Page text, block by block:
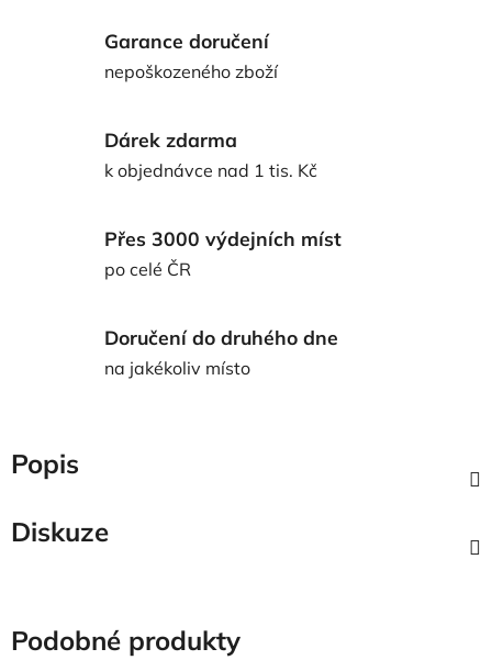
Garance doručení
nepoškozeného zboží
Dárek zdarma
k objednávce nad 1 tis. Kč
Přes 3000 výdejních míst
po celé ČR
Doručení do druhého dne
na jakékoliv místo
Popis
Diskuze
Podobné produkty